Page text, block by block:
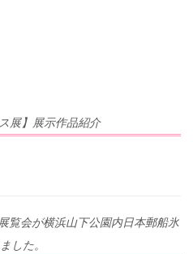
展】展示作品紹介
覧会が横浜山下公園内日本郵船氷
した。